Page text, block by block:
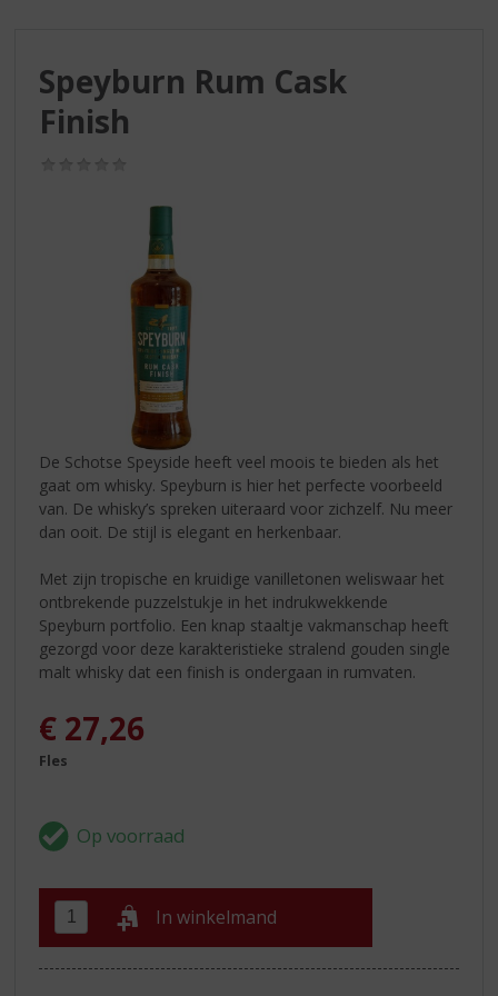
Speyburn Rum Cask
Finish
De Schotse Speyside heeft veel moois te bieden als het
gaat om whisky. Speyburn is hier het perfecte voorbeeld
van. De whisky’s spreken uiteraard voor zichzelf. Nu meer
dan ooit. De stijl is elegant en herkenbaar.
Met zijn tropische en kruidige vanilletonen weliswaar het
ontbrekende puzzelstukje in het indrukwekkende
Speyburn portfolio. Een knap staaltje vakmanschap heeft
gezorgd voor deze karakteristieke stralend gouden single
malt whisky dat een finish is ondergaan in rumvaten.
€ 27,26
Fles
In winkelmand